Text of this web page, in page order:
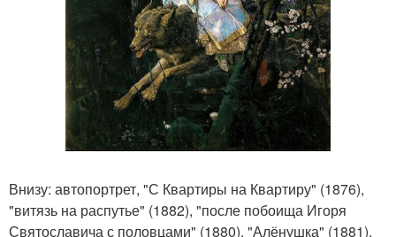
Внизу: автопортрет, "С Квартиры на Квартиру" (1876),
"витязь на распутье" (1882), "после побоища Игоря
Святославича с половцами" (1880), "Алёнушка" (1881),